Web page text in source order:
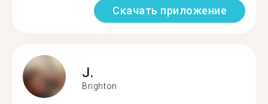
Скачать приложение
J.
Brighton